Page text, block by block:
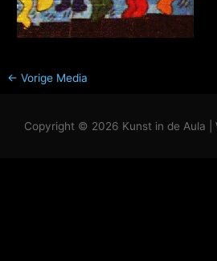
← Vorige Media
Copyright © 2026 Kunst in de Aula |